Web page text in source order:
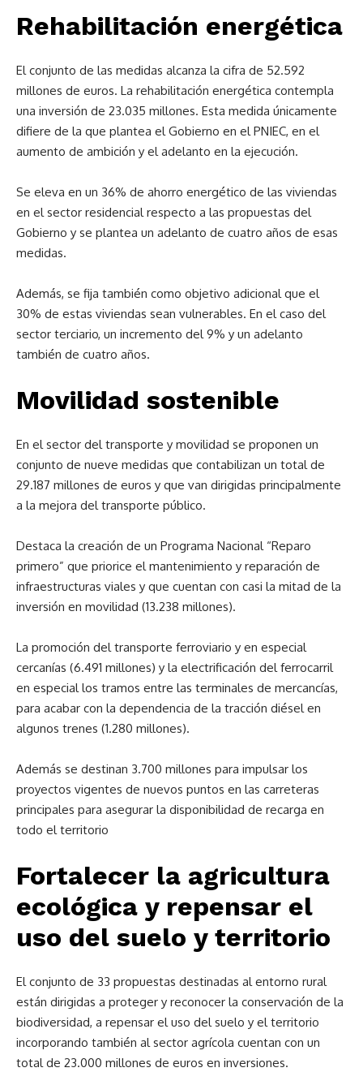
Rehabilitación energética
El conjunto de las medidas alcanza la cifra de 52.592
millones de euros. La rehabilitación energética contempla
una inversión de 23.035 millones. Esta medida únicamente
difiere de la que plantea el Gobierno en el PNIEC, en el
aumento de ambición y el adelanto en la ejecución.
Se eleva en un 36% de ahorro energético de las viviendas
en el sector residencial respecto a las propuestas del
Gobierno y se plantea un adelanto de cuatro años de esas
medidas.
Además, se fija también como objetivo adicional que el
30% de estas viviendas sean vulnerables. En el caso del
sector terciario, un incremento del 9% y un adelanto
también de cuatro años.
Movilidad sostenible
En el sector del transporte y movilidad se proponen un
conjunto de nueve medidas que contabilizan un total de
29.187 millones de euros y que van dirigidas principalmente
a la mejora del transporte público.
Destaca la creación de un Programa Nacional “Reparo
primero” que priorice el mantenimiento y reparación de
infraestructuras viales y que cuentan con casi la mitad de la
inversión en movilidad (13.238 millones).
La promoción del transporte ferroviario y en especial
cercanías (6.491 millones) y la electrificación del ferrocarril
en especial los tramos entre las terminales de mercancías,
para acabar con la dependencia de la tracción diésel en
algunos trenes (1.280 millones).
Además se destinan 3.700 millones para impulsar los
proyectos vigentes de nuevos puntos en las carreteras
principales para asegurar la disponibilidad de recarga en
todo el territorio
Fortalecer la agricultura
ecológica y repensar el
uso del suelo y territorio
El conjunto de 33 propuestas destinadas al entorno rural
están dirigidas a proteger y reconocer la conservación de la
biodiversidad, a repensar el uso del suelo y el territorio
incorporando también al sector agrícola cuentan con un
total de 23.000 millones de euros en inversiones.